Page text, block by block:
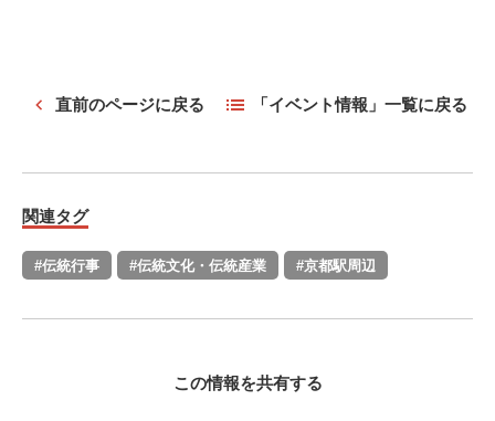
直前のページに戻る 「イベント情報」一覧に戻る
関連タグ
#伝統行事 #伝統文化・伝統産業 #京都駅周辺
この情報を共有する